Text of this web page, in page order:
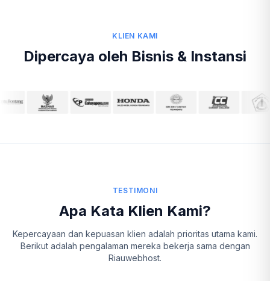
KLIEN KAMI
Dipercaya oleh Bisnis & Instansi
TESTIMONI
Apa Kata Klien Kami?
Kepercayaan dan kepuasan klien adalah prioritas utama kami.
Berikut adalah pengalaman mereka bekerja sama dengan
Riauwebhost.